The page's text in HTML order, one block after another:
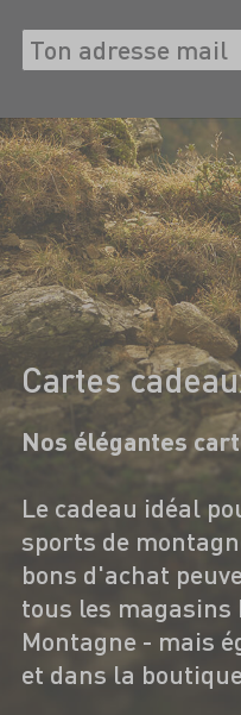
Cartes
Nos élégantes
Le cadeau idéal
sports de
bons d'achat
tous les magasins
Montagne - mais
et dans la